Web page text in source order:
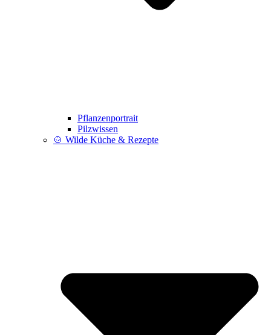
Pflanzenportrait
Pilzwissen
🍲 Wilde Küche & Rezepte